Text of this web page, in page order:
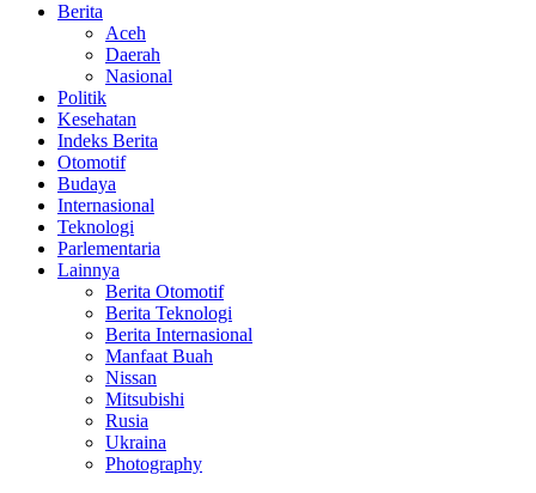
Berita
Aceh
Daerah
Nasional
Politik
Kesehatan
Indeks Berita
Otomotif
Budaya
Internasional
Teknologi
Parlementaria
Lainnya
Berita Otomotif
Berita Teknologi
Berita Internasional
Manfaat Buah
Nissan
Mitsubishi
Rusia
Ukraina
Photography